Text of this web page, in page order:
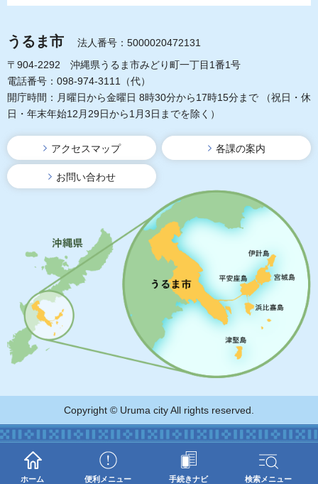
ホーム 便利メニュー 手続きナビ 検索メニュー
うるま市
法人番号：5000020472131
〒904-2292 沖縄県うるま市みどり町一丁目1番1号
電話番号：098-974-3111（代）
開庁時間：月曜日から金曜日 8時30分から17時15分まで
（祝日・休
日・年末年始12月29日から1月3日までを除く）
アクセスマップ 各課の案内
お問い合わせ
Copyright © Uruma city All rights reserved.